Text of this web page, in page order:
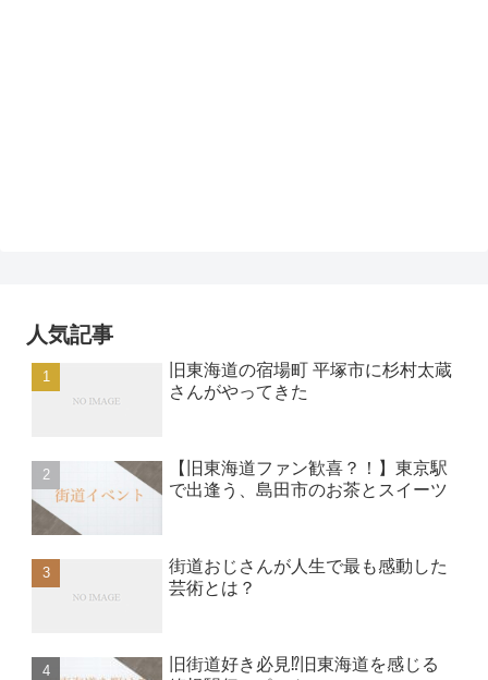
人気記事
旧東海道の宿場町 平塚市に杉村太蔵
さんがやってきた
【旧東海道ファン歓喜？！】東京駅
で出逢う、島田市のお茶とスイーツ
街道おじさんが人生で最も感動した
芸術とは？
旧街道好き必見⁉︎旧東海道を感じる